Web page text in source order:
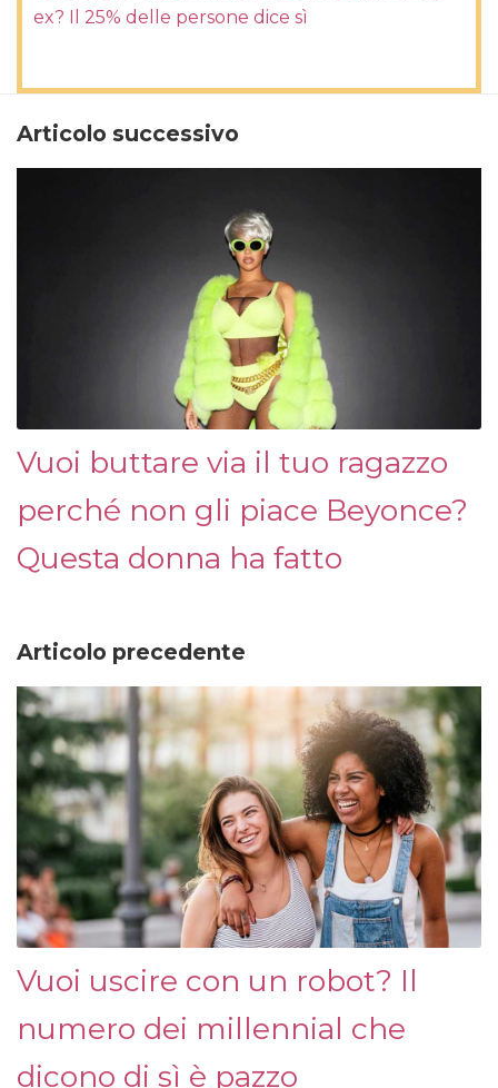
ex? Il 25% delle persone dice sì
Articolo successivo
Vuoi buttare via il tuo ragazzo
perché non gli piace Beyonce?
Questa donna ha fatto
Articolo precedente
Vuoi uscire con un robot? Il
numero dei millennial che
dicono di sì è pazzo